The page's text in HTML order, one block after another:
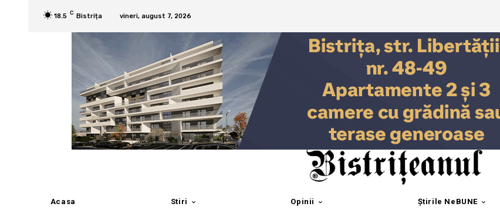
18.5 C Bistrița vineri, august 7, 2026
Acasa Stiri Opinii Știrile NeBUNE